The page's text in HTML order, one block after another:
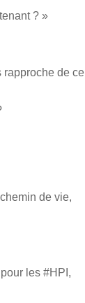
? »
rapproche de ce
de vie,
les #HPI,